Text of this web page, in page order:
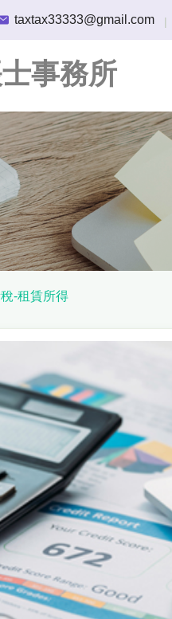
taxtax33333@gmail.com |
事務所
-租賃所得